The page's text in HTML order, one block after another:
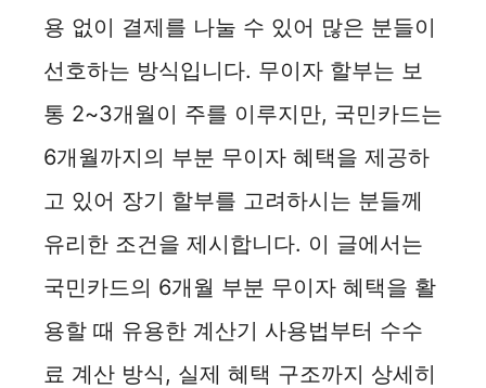
용 없이 결제를 나눌 수 있어 많은 분들이
선호하는 방식입니다. 무이자 할부는 보
통 2~3개월이 주를 이루지만, 국민카드는
6개월까지의 부분 무이자 혜택을 제공하
고 있어 장기 할부를 고려하시는 분들께
유리한 조건을 제시합니다. 이 글에서는
국민카드의 6개월 부분 무이자 혜택을 활
용할 때 유용한 계산기 사용법부터 수수
료 계산 방식, 실제 혜택 구조까지 상세히